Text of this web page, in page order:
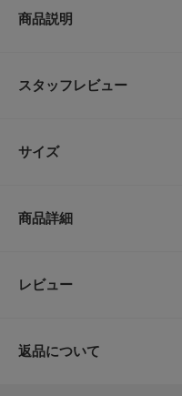
商品説明
シルクに発色の良い色柄をのせ
胸元を華やかに彩ることができ
【LIFE STYLE TAILOR(ライフス
DOORSのプライベートレーベ
※商品の色味の目安は、商品単
スタッフレビュー
サイズ
サイズガイド
商品詳細
レビュー
返品について